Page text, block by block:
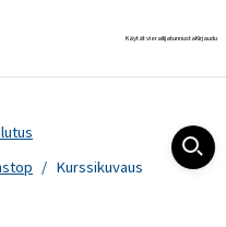
Käytät vierailijatunnustaKirjaudu
Kurssikuvaus